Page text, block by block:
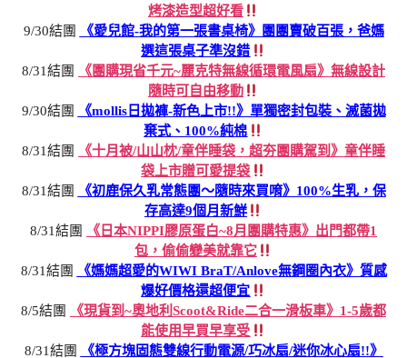
烤漆造型超好看
9/30結團
《愛兒館-我的第一張書桌椅》團團賣破百張，爸媽
選這張桌子準沒錯
8/31結團
《團購現省千元~麗克特無線循環電風扇》無線設計
隨時可自由移動
9/30結團
《mollis日拋褲-新色上市!!》單獨密封包裝、滅菌拋
棄式、100%純棉
8/31結團
《十月被/山山枕/童伴睡袋，超夯團購駕到》童伴睡
袋上市贈可愛提袋
8/31結團
《初鹿保久乳常態團～隨時來買唷》100%生乳，保
存高達9個月新鮮
8/31結團
《日本NIPPI膠原蛋白~8月團購特惠》出門都帶1
包，偷偷變美就靠它
8/31結團
《媽媽超愛的WIWI BraT/Anlove無鋼圈內衣》質感
爆好價格還超便宜
8/5結團
《現貨到~奧地利Scoot&Ride二合一滑板車》1-5歲都
能使用早買早享受
8/31結團
《極方塊固態雙線行動電源/巧冰扇/迷你冰心扇!!》